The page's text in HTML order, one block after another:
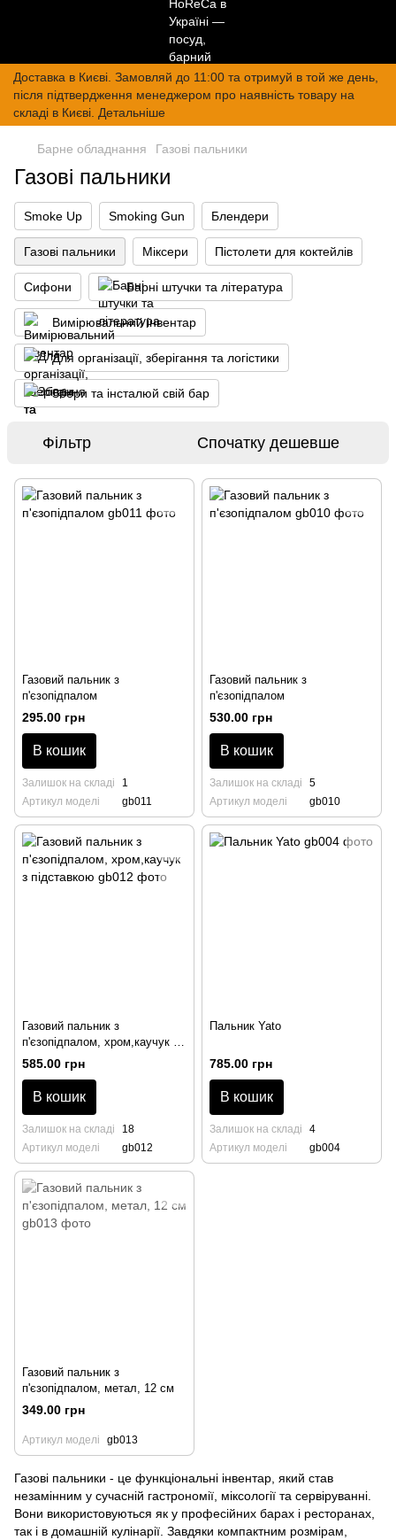
Доставка в Києві. Замовляй до 11:00 та отримуй в той же день,
після підтвердження менеджером про наявність товару на
складі в Києві. Детальніше
Барне обладнання Газові пальники
Газові пальники
Smoke Up Smoking Gun Блендери
Газові пальники Міксери Пістолети для коктейлів
Сифони Барні штучки та література
Вимірювальний інвентар
Для організації, зберігання та логістики
Збери та інсталюй свій бар
Фільтр Спочатку дешевше
Газовий пальник з
п'єзопідпалом
295.00 грн
В кошик
Залишок на складі
1
Артикул моделі
gb011
Газовий пальник з
п'єзопідпалом
530.00 грн
В кошик
Залишок на складі
5
Артикул моделі
gb010
Газовий пальник з
п'єзопідпалом, хром,каучук з
підставкою
585.00 грн
В кошик
Залишок на складі
18
Артикул моделі
gb012
Пальник Yato
785.00 грн
В кошик
Залишок на складі
4
Артикул моделі
gb004
Газовий пальник з
п'єзопідпалом, метал, 12 см
349.00 грн
Артикул моделі gb013
Газові пальники - це функціональні інвентар, який став
незамінним у сучасній гастрономії, міксології та сервіруванні.
Вони використовуються як у професійних барах і ресторанах,
так і в домашній кулінарії. Завдяки компактним розмірам,